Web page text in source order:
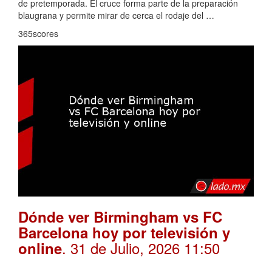
de pretemporada. El cruce forma parte de la preparación
blaugrana y permite mirar de cerca el rodaje del …
365scores
Dónde ver Birmingham vs FC
Barcelona hoy por televisión y
online. 31 de Julio, 2026 11:50